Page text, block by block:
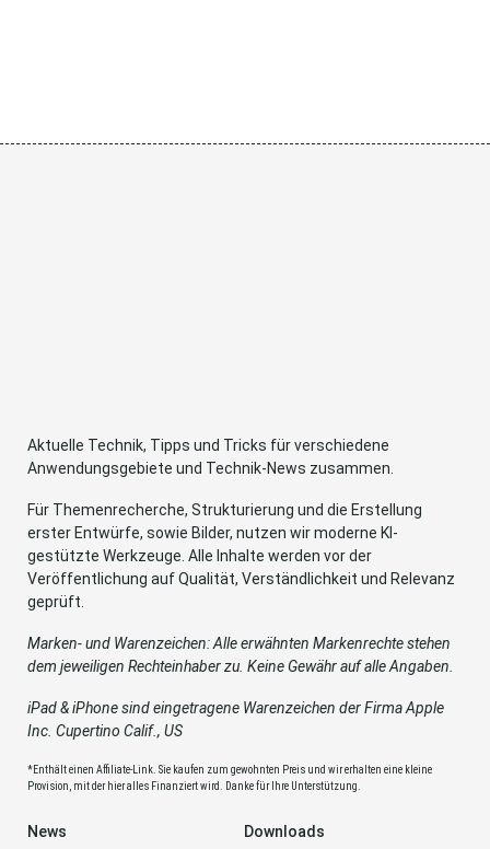
Aktuelle Technik, Tipps und Tricks für verschiedene
Anwendungsgebiete und Technik-News zusammen.
Für Themenrecherche, Strukturierung und die Erstellung
erster Entwürfe, sowie Bilder, nutzen wir moderne KI-
gestützte Werkzeuge. Alle Inhalte werden vor der
Veröffentlichung auf Qualität, Verständlichkeit und Relevanz
geprüft.
Marken- und Warenzeichen: Alle erwähnten Markenrechte stehen
dem jeweiligen Rechteinhaber zu. Keine Gewähr auf alle Angaben.
iPad & iPhone sind eingetragene Warenzeichen der Firma Apple
Inc. Cupertino Calif., US
*Enthält einen Affiliate-Link. Sie kaufen zum gewohnten Preis und wir erhalten eine kleine
Provision, mit der hier alles Finanziert wird. Danke für Ihre Unterstützung.
News
Downloads